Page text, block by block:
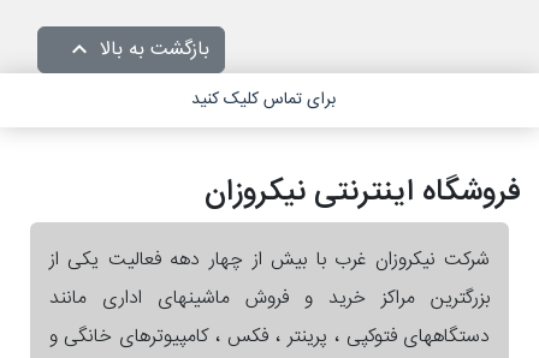
بازگشت به بالا 
برای تماس کلیک کنید
فروشگاه اینترنتی نیکروزان
شرکت نیکروزان غرب با بیش از چهار دهه فعالیت یکی از
بزرگترین مراکز خرید و فروش ماشینهای اداری مانند
دستگاههای فتوکپی ، پرینتر ، فکس ، کامپیوترهای خانگی و